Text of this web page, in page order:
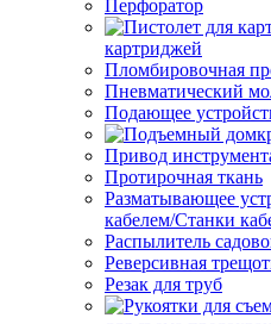
Перфоратор
картриджей
Пломбировочная
Пневматический
Подающее
Привод
Протирочная ткань
Разматывающее
кабелем/Станки
Распылитель
Реверсивная
Резак для труб